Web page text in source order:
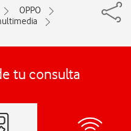
OPPO
tu consulta